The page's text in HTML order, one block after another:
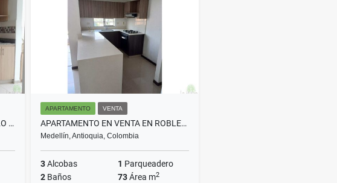
$3.500.000
APARTAMENTO EN VENTA EN BELLO COD 10716
APARTAMENTO VENTA
APARTAMENTO EN VENTA EN ROBLEDO SAN GERMAN COD 10129
Medellín, Antioquia, Colombia
3Alcobas 1 Parqueadero
2 Baños 73Área m2